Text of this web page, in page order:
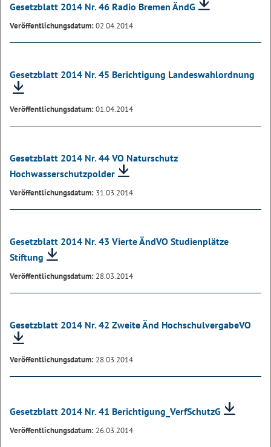
Gesetzblatt 2014 Nr. 46 Radio Bremen ÄndG
Veröffentlichungsdatum:02.04.2014
Gesetzblatt 2014 Nr. 45 Berichtigung Landeswahlordnung
Veröffentlichungsdatum:01.04.2014
Gesetzblatt 2014 Nr. 44 VO Naturschutz
Hochwasserschutzpolder
Veröffentlichungsdatum: 31.03.2014
Gesetzblatt 2014 Nr. 43 Vierte ÄndVO Studienplätze
Stiftung
Veröffentlichungsdatum: 28.03.2014
Gesetzblatt 2014 Nr. 42 Zweite Änd HochschulvergabeVO
Veröffentlichungsdatum: 28.03.2014
Gesetzblatt 2014 Nr. 41 Berichtigung_VerfSchutzG
Veröffentlichungsdatum: 26.03.2014